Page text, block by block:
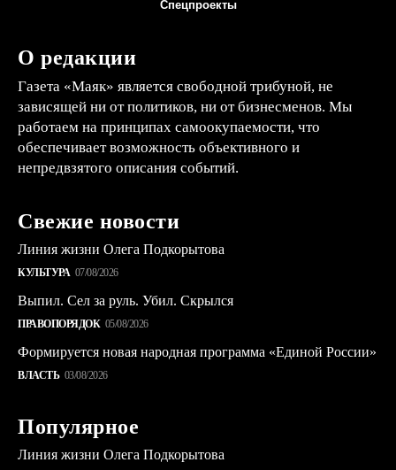
Спецпроекты
О редакции
Газета «Маяк» является свободной трибуной, не
зависящей ни от политиков, ни от бизнесменов. Мы
работаем на принципах самоокупаемости, что
обеспечивает возможность объективного и
непредвзятого описания событий.
Свежие новости
Линия жизни Олега Подкорытова
КУЛЬТУРА 07/08/2026
Выпил. Сел за руль. Убил. Скрылся
ПРАВОПОРЯДОК 05/08/2026
Формируется новая народная программа «Единой России»
ВЛАСТЬ 03/08/2026
Популярное
Линия жизни Олега Подкорытова